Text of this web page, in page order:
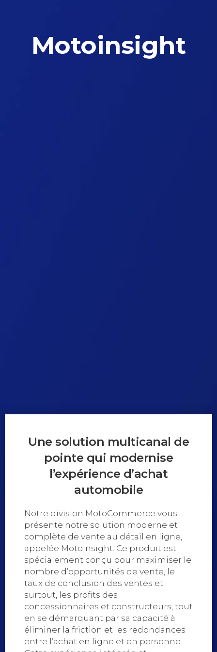
Motoinsight
Une solution multicanal de
pointe qui modernise
l’expérience d’achat
automobile
Notre division MotoCommerce vous
présente notre solution moderne et
complète de vente au détail en ligne,
appelée Motoinsight. Ce produit est
spécialement conçu pour maximiser le
nombre d’opportunités de vente, le
taux de conclusion des ventes et
surtout, les profits des
concessionnaires et constructeurs, tout
en se démarquant par sa capacité à
éliminer la friction et les redondances
entre l’achat en ligne et en personne.